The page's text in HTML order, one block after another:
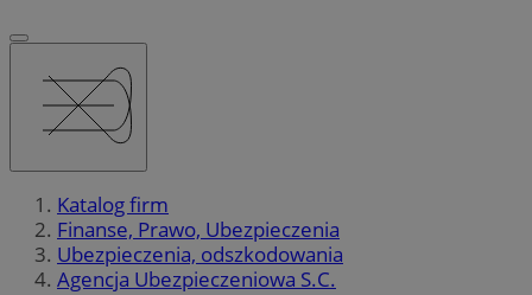
Katalog firm
Finanse, Prawo, Ubezpieczenia
Ubezpieczenia, odszkodowania
Agencja Ubezpieczeniowa S.C.